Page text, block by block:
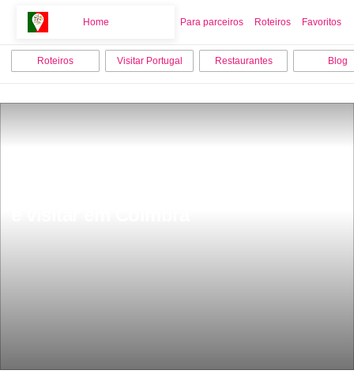
Home Para parceiros Roteiros Favoritos
Home
Roteiros Visitar Portugal Restaurantes Blog